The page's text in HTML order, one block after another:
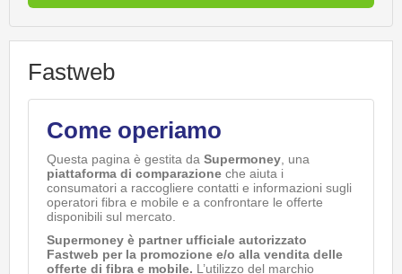
Fastweb
Come operiamo
Questa pagina è gestita da Supermoney , una
piattaforma di comparazione che aiuta i
consumatori a raccogliere contatti e informazioni sugli
operatori fibra e mobile e a confrontare le offerte
disponibili sul mercato.
Supermoney è partner ufficiale autorizzato
Fastweb per la promozione e/o alla vendita delle
offerte di fibra e mobile. L’utilizzo del marchio